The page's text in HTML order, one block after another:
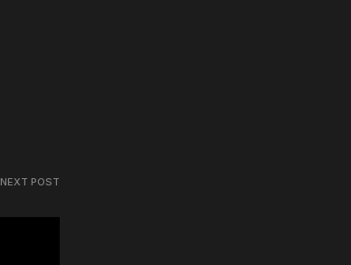
NEXT POST